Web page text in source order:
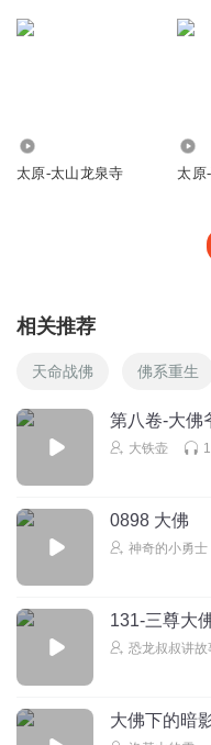
太原-太山龙泉寺 太原
相关推荐
天命战佛 佛系重生
第八卷-大佛
大铁壶
0898 大佛
神奇的小勇士
131-三尊大
恐龙叔叔讲故
大佛下的暗